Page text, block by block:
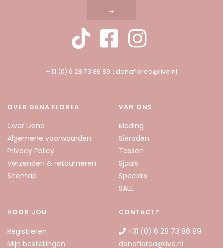
→
+31 (0) 6 28 73 86 89 :: danaflorea@live.nl
OVER DANA FLOREA
Over Dana
Algemene voorwaarden
Privacy Policy
Verzenden & retourneren
Sitemap
VAN ONS
Kleding
Sieraden
Tassen
Sjaals
Specials
SALE
VOOR JOU
Registreren
Mijn bestellingen
CONTACT?
+31 (0) 6 28 73 86 89
danaflorea@live.nl